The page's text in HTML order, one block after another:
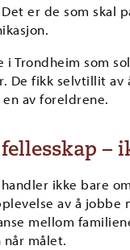
er de som skal
i Trondheim som
De fikk selvtillit
av foreldrene.
–
ikke bare
av å jobbe
mellom
når målet.